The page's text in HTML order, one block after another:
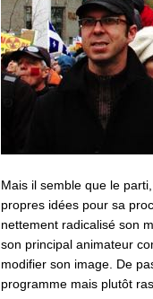
Mais il semble que le
propres idées pour sa
nettement radicalisé son
son principal animateur
modifier son image. De
programme mais plutôt